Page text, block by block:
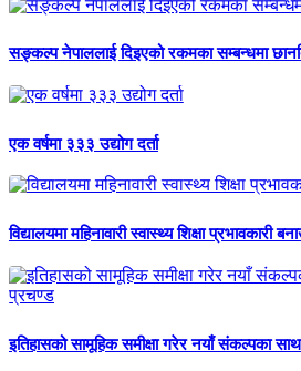
सङ्कल्प नेपाललाई दिइएको रकमका सम्बन्धमा
एक वर्षमा ३३३ उद्योग दर्ता
विद्यालयमा महिनावारी स्वास्थ्य शिक्षा प्रभावकारी
इतिहासको सामूहिक समीक्षा गरेर नयाँ संकल्पका